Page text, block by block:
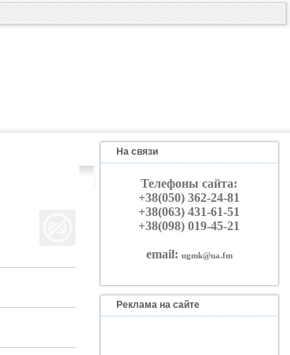
На связи
Телефоны сайта:
+38(050) 362-24-81
+38(063) 431-61-51
+38(098) 019-45-21
email: ugmk@ua.fm
Реклама на сайте